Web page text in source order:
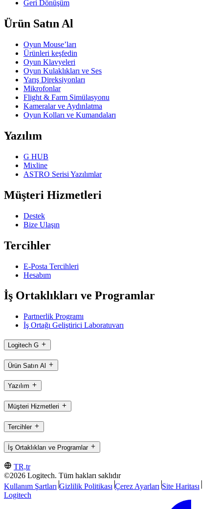
Geri Dönüşüm
Ürün Satın Al
Oyun Mouse’ları
Ürünleri keşfedin
Oyun Klavyeleri
Oyun Kulaklıkları ve Ses
Yarış Direksiyonları
Mikrofonlar
Flight & Farm Simülasyonu
Kameralar ve Aydınlatma
Oyun Kolları ve Kumandaları
Yazılım
G HUB
Mixline
ASTRO Serisi Yazılımlar
Müşteri Hizmetleri
Destek
Bize Ulaşın
Tercihler
E-Posta Tercihleri
Hesabım
İş Ortaklıkları ve Programlar
Partnerlik Programı
İş Ortağı Geliştirici Laboratuvarı
Logitech G
Ürün Satın Al
Yazılım
Müşteri Hizmetleri
Tercihler
İş Ortaklıkları ve Programlar
TR,tr
©2026 Logitech. Tüm hakları saklıdır
Kullanım Şartları Gizlilik Politikası Çerez Ayarları Site Haritası
Logitech